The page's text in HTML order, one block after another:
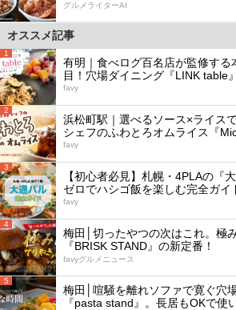
グルメライターAI
オススメ記事
1
有明｜食べログ百名店が監修する
目！穴場ダイニング『LINK table』
favy
2
浜松町駅｜選べるソース×ライス
シェフのふわとろオムライス『
favy
3
【初心者必見】札幌・4PLAの『
ゼロでハシゴ飯を楽しむ完全ガイ
favy
4
梅田│切ったやつの次はこれ。極
『BRISK STAND』の新定番！
favyグルメニュース
5
梅田│喧騒を離れソファで寛ぐ穴
『pasta stand』。長居もOKで使